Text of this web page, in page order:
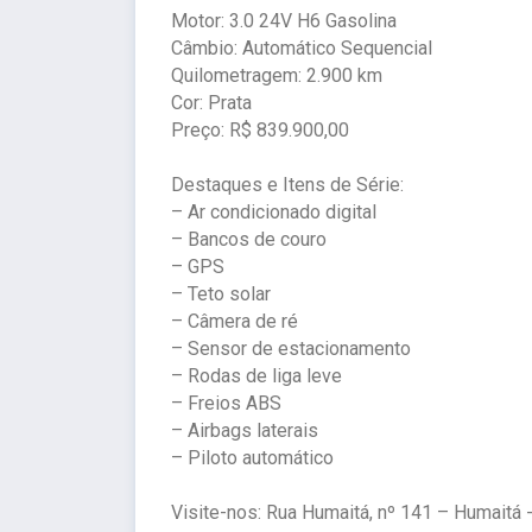
Motor: 3.0 24V H6 Gasolina
Câmbio: Automático Sequencial
Quilometragem: 2.900 km
Cor: Prata
Preço: R$ 839.900,00
Destaques e Itens de Série:
– Ar condicionado digital
– Bancos de couro
– GPS
– Teto solar
– Câmera de ré
– Sensor de estacionamento
– Rodas de liga leve
– Freios ABS
– Airbags laterais
– Piloto automático
Visite-nos: Rua Humaitá, nº 141 – Humaitá